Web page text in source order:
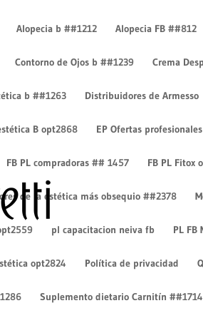
Alopecia b ##1212 Alopecia FB ##812
Contorno de Ojos b ##1239 Crema
b ##1263 Distribuidores de Armesso
B opt2868 EP Ofertas
FB PL compradoras ## 1457 FB PL Fitox
de la estética más obsequio ##2378
pl capacitacion neiva fb PL FB
opt2824 Política de privacidad
Suplemento dietario Carnitín ##1714
|Oct 29, 2019| 0 Comentarios